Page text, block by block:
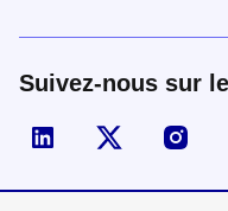
Suivez-nous sur
Visiter la page
Visiter la